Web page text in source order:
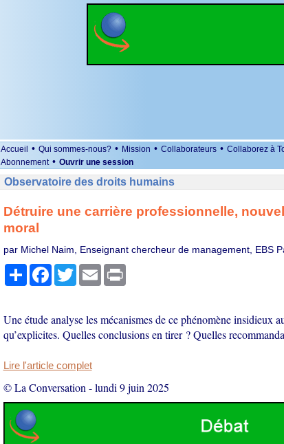
Accueil • Qui sommes-nous? • Mission • Collaborateurs • Collaborez à
Abonnement • Ouvrir une session
Observatoire des droits humains
Détruire une carrière professionnelle,
moral
par Michel Naim, Enseignant chercheur de management, EBS
PartagerFacebook
TwitterEmail Print
Une étude analyse les mécanismes de ce phénomène insidieux
qu’explicites. Quelles conclusions en tirer ? Quelles
Lire l'article complet
© La Conversation -lundi 9 juin 2025